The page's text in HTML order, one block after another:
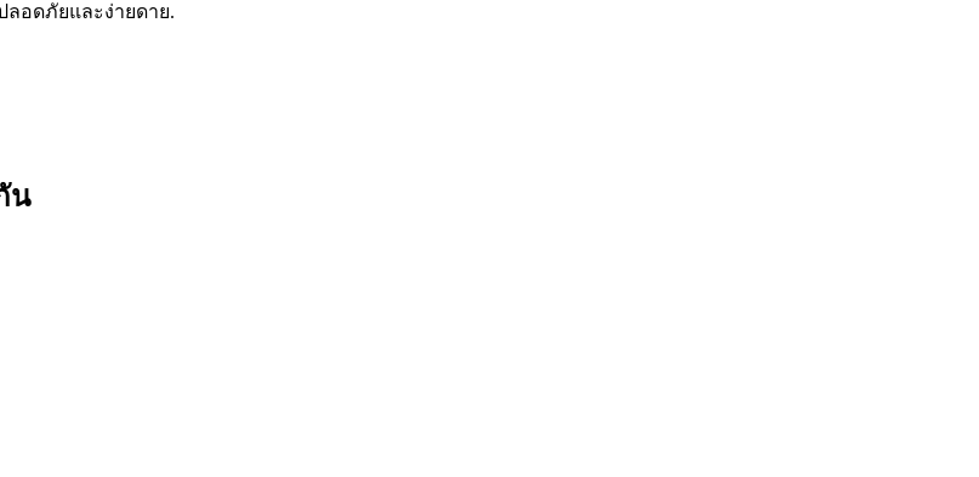
ลอดภัยและง่ายดาย.
น